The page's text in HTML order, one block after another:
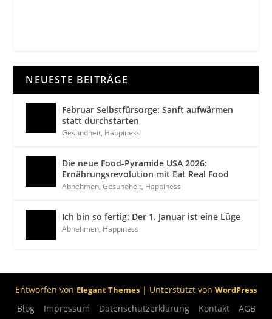
NEUESTE BEITRÄGE
Februar Selbstfürsorge: Sanft aufwärmen
statt durchstarten
Gesundheit, Happiness
Die neue Food-Pyramide USA 2026:
Ernährungsrevolution mit Eat Real Food
Abnehmen,Gesundheit, Happiness
Ich bin so fertig: Der 1. Januar ist eine Lüge
Abnehmen, Happiness
Entworfen von Elegant Themes | Unterstützt von WordPress
Blog Impressum Datenschutzerklärung Kontakt AGB